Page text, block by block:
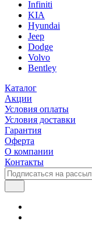
Infiniti
KIA
Hyundai
Jeep
Dodge
Volvo
Bentley
Каталог
Акции
Условия оплаты
Условия доставки
Гарантия
Оферта
О компании
Контакты